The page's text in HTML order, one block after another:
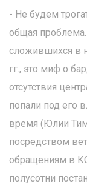
- Не будем
общая
сложившихся в
гг., это миф о
отсутствия
попали под его
время (Юлии
посредством
обращениям в
полусотни